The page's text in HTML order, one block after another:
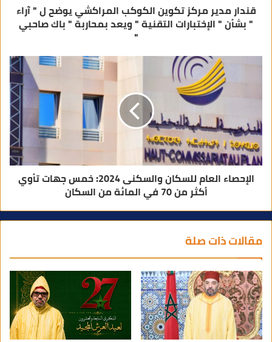
قندار مدير مركز تكوين الكوكب المراكشي يوضح ل " آراء
" بشأن " الإختبارات التقنية " ويعد بمحاربة " باك صاحبي
"
الإحصاء العام للسكان والسكنى 2024: خمس جهات تأوي
أكثر من 70 في المائة من السكان
مقالات ذات صلة